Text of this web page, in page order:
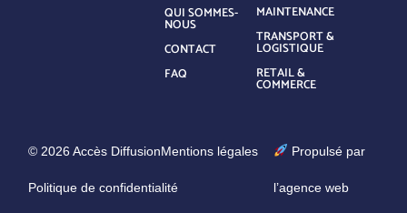
QUI SOMMES-
NOUS
CONTACT
FAQ
MAINTENANCE
TRANSPORT &
LOGISTIQUE
RETAIL &
COMMERCE
© 2026 Accès DiffusionMentions légales
Politique de confidentialité
Propulsé par
l’agence web